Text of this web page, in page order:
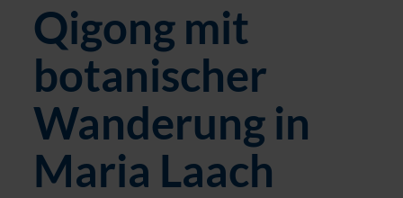
Qigong mit
botanischer
Wanderung in
Maria Laach